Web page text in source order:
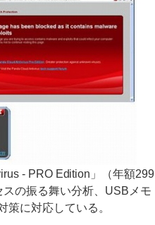
- PRO Edition」（年額299
の振る舞い分析、USBメモ
策に対応している。